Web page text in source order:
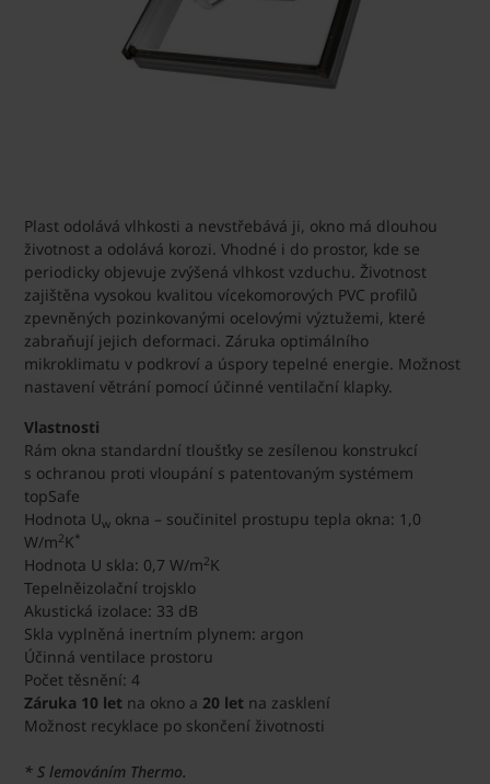
Plast odolává vlhkosti a nevstřebává ji, okno má dlouhou
životnost a odolává korozi. Vhodné i do prostor, kde se
periodicky objevuje zvýšená vlhkost vzduchu. Životnost
zajištěna vysokou kvalitou vícekomorových PVC profilů
zpevněných pozinkovanými ocelovými výztužemi, které
zabraňují jejich deformaci. Záruka optimálního
mikroklimatu v podkroví a úspory tepelné energie. Možnost
nastavení větrání pomocí účinné ventilační klapky.
Vlastnosti
Rám okna standardní tloušťky se zesílenou konstrukcí
s ochranou proti vloupání s patentovaným systémem
topSafe
Hodnota Uw okna – součinitel prostupu tepla okna: 1,0
W/m2K*
Hodnota U skla: 0,7 W/m2K
Tepelněizolační trojsklo
Akustická izolace: 33 dB
Skla vyplněná inertním plynem: argon
Účinná ventilace prostoru
Počet těsnění: 4
Záruka 10 let na okno a 20 let na zasklení
Možnost recyklace po skončení životnosti
* S lemováním Thermo.